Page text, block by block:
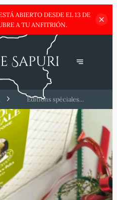
ABIERTO DESDE EL 13 DE
A TU ANFITRIÓN.
Editions spéciales
artisanales – Pour les
amateurs de nouveautés 🎨